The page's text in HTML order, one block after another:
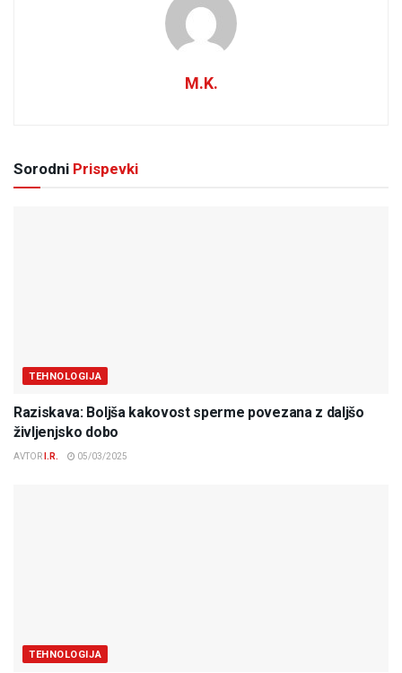
M.K.
Sorodni Prispevki
TEHNOLOGIJA
Raziskava: Boljša kakovost sperme povezana z daljšo
življenjsko dobo
AVTOR I.R. 05/03/2025
TEHNOLOGIJA